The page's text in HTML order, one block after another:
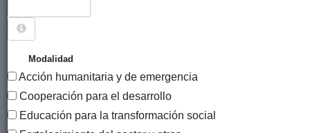
Modalidad
Acción humanitaria y de emergencia
Cooperación para el desarrollo
Educación para la transformación social
PROYECTOS QUE TIENEN EL INSTRUMENTO
"CONVOCATORIA DE SUBVENCIONES EDUCACIÓN
PARA LA TRANSFORMACIÓN SOCIAL PROYECTOS
ANUALES".
226 PROYECTOS